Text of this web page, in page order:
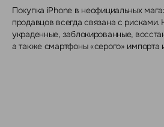
Покупка iPhone в неофициальных
продавцов всегда связана с рисками.
украденные, заблокированные,
а также смартфоны «серого» импорта